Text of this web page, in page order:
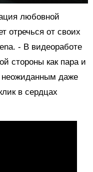
любовной
отречься от своих
- В видеоработе
стороны как пара и
неожиданным даже
в сердцах